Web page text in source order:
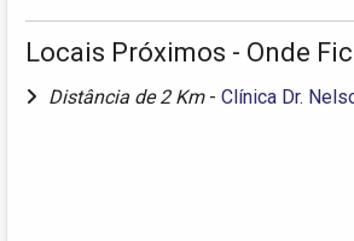
Locais Próximos - Onde
Distância de 2 Km - Clínica Dr.